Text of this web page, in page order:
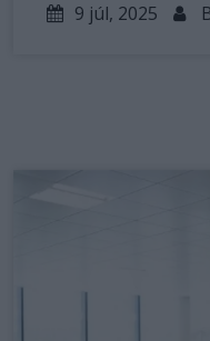
9 júl, 2025